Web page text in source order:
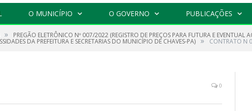
O MUNICÍPIO O GOVERNO PUBLICAÇÕES
» PREGÃO ELETRÔNICO Nº 007/2022 (REGISTRO DE PREÇOS PARA FUTURA E
DA PREFEITURA E SECRETARIAS DO MUNICÍPIO DE CHAVES-PA) » CONTRATO N
0